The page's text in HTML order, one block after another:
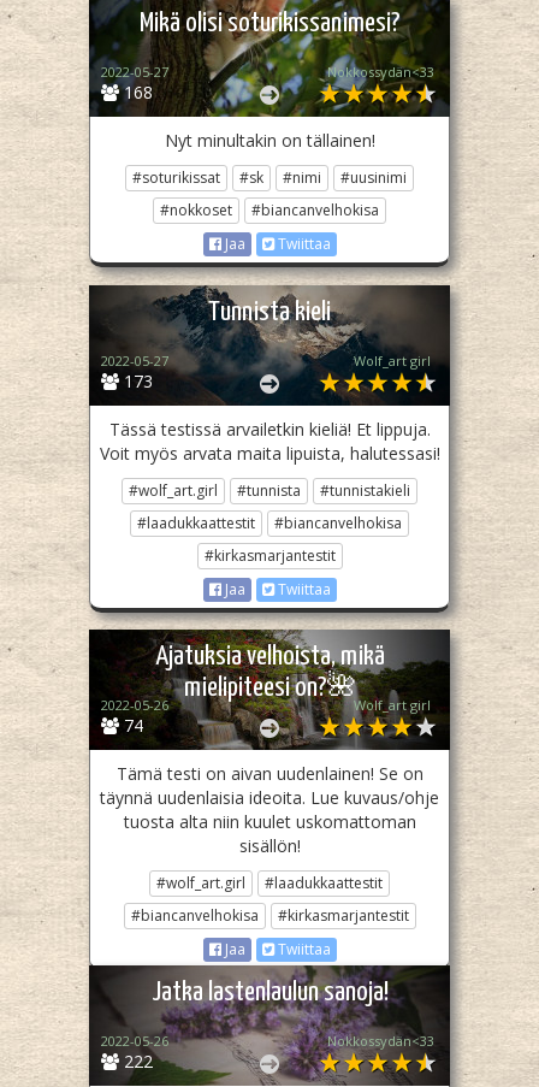
Mikä olisi soturikissanimesi?
168
2022-05-27 Nokkossydän<33
Nyt minultakin on tällainen!
#soturikissat #sk #nimi
#uusinimi
#nokkoset
#biancanvelhokisa
Jaa
Twiittaa
Tunnista kieli
173
2022-05-27 Wolf_art girl ‎
Tässä testissä arvailetkin kieliä! Et lippuja.
Voit myös arvata maita lipuista, halutessasi!
#wolf_art.girl #tunnista
#tunnistakieli
#laadukkaattestit
#biancanvelhokisa
#kirkasmarjantestit
Jaa
Twiittaa
Ajatuksia velhoista, mikä
mielipiteesi on?🌺
74
2022-05-26 Wolf_art girl ‎
Tämä testi on aivan uudenlainen! Se on
täynnä uudenlaisia ideoita. Lue kuvaus/ohje
tuosta alta niin kuulet uskomattoman
sisällön!
#wolf_art.girl
#laadukkaattestit
#biancanvelhokisa
#kirkasmarjantestit
Jaa
Twiittaa
Jatka lastenlaulun sanoja!
222
2022-05-26 Nokkossydän<33